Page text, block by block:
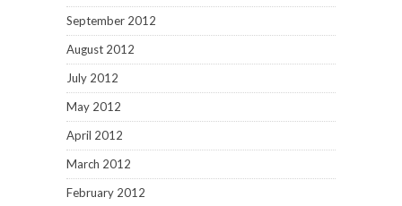
September 2012
August 2012
July 2012
May 2012
April 2012
March 2012
February 2012